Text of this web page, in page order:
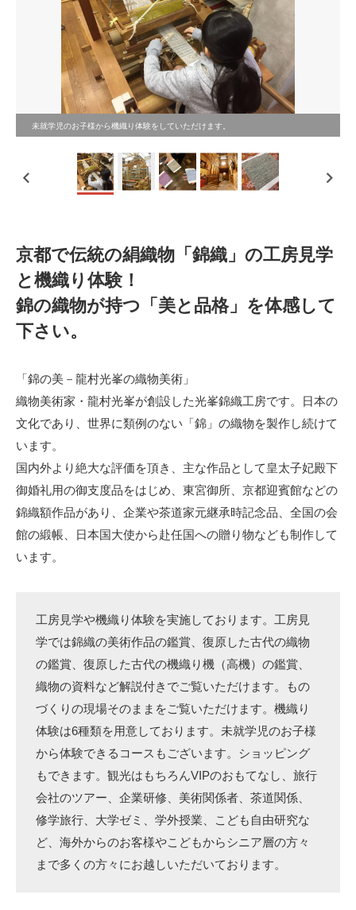
未就学児のお子様から機織り体験をしていただけます。
京都で伝統の絹織物「錦織」の工房見学
と機織り体験！
錦の織物が持つ「美と品格」を体感して
下さい。
「錦の美－龍村光峯の織物美術」
織物美術家・龍村光峯が創設した光峯錦織工房です。日本の
文化であり、世界に類例のない「錦」の織物を製作し続けて
います。
国内外より絶大な評価を頂き、主な作品として皇太子妃殿下
御婚礼用の御支度品をはじめ、東宮御所、京都迎賓館などの
錦織額作品があり、企業や茶道家元継承時記念品、全国の会
館の緞帳、日本国大使から赴任国への贈り物なども制作して
います。
工房見学や機織り体験を実施しております。工房見
学では錦織の美術作品の鑑賞、復原した古代の織物
の鑑賞、復原した古代の機織り機（高機）の鑑賞、
織物の資料など解説付きでご覧いただけます。もの
づくりの現場そのままをご覧いただけます。機織り
体験は6種類を用意しております。未就学児のお子様
から体験できるコースもございます。ショッピング
もできます。観光はもちろんVIPのおもてなし、旅行
会社のツアー、企業研修、美術関係者、茶道関係、
修学旅行、大学ゼミ、学外授業、こども自由研究な
ど、海外からのお客様やこどもからシニア層の方々
まで多くの方々にお越しいただいております。